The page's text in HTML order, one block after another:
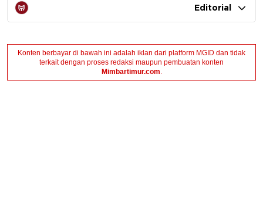
Editorial
Konten berbayar di bawah ini adalah iklan dari platform MGID dan tidak
terkait dengan proses redaksi maupun pembuatan konten
Mimbartimur.com.